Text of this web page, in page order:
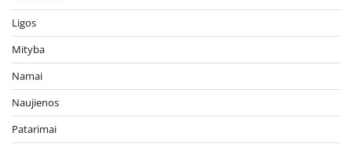
Ligos
Mityba
Namai
Naujienos
Patarimai